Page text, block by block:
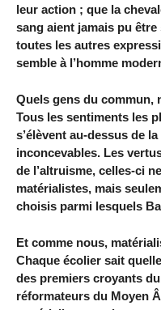
leur action ; que la
sang aient jamais pu
toutes les autres
semble à l’homme
Quels gens du commun,
Tous les sentiments les
s’élèvent au-dessus de
inconcevables. Les
de l’altruisme, celles-ci
matérialistes, mais
choisis parmi lesquels
Et comme nous,
Chaque écolier sait
des premiers croyants
réformateurs du Moyen